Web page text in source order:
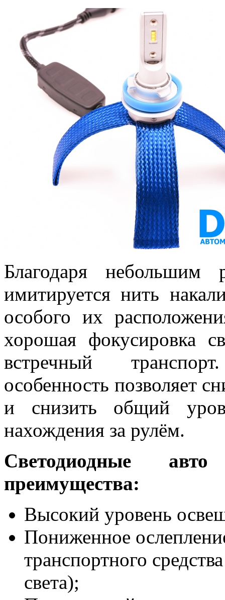
Благодаря небольшим
имитируется нить
особого их
хорошая фокусировка
встречный
особенность позволяет
и снизить общий
нахождения за рулём.
Светодиодные
преимущества:
Высокий уровень
Пониженное
транспортного
света);